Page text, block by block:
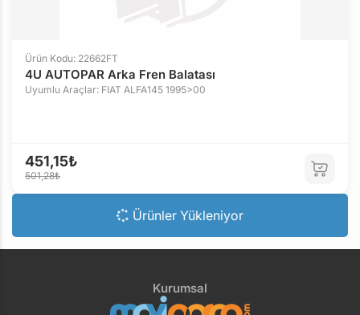
Ürün Kodu: 22662FT
4U AUTOPAR Arka Fren Balatası
Uyumlu Araçlar: FIAT ALFA145 1995>00
451,15₺
501,28₺
Ürünler Yükleniyor
Kurumsal